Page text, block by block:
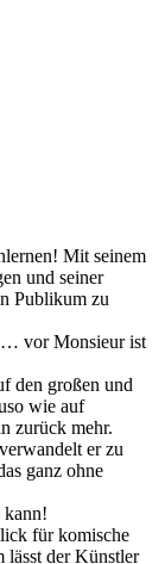
Mit seinem
und seiner
Publikum zu
… vor Monsieur ist
den großen und
wie auf
zurück mehr.
er zu
ganz ohne
kann!
für komische
lässt der Künstler